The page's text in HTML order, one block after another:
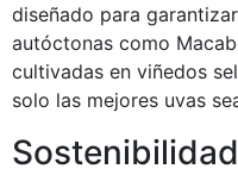
diseñado para
autóctonas como
cultivadas en viñedos
solo las mejores uvas